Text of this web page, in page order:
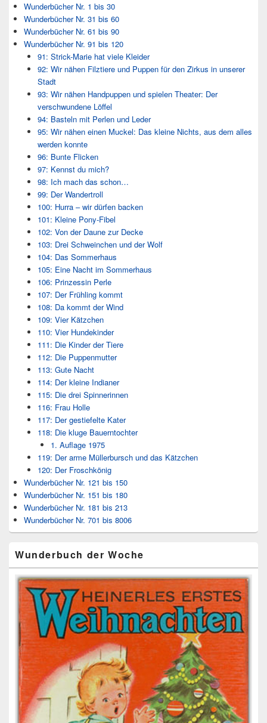
Wunderbücher Nr. 1 bis 30
Wunderbücher Nr. 31 bis 60
Wunderbücher Nr. 61 bis 90
Wunderbücher Nr. 91 bis 120
91: Strick-Marie hat viele Kleider
92: Wir nähen Filztiere und Puppen für den Zirkus in unserer
Stadt
93: Wir nähen Handpuppen und spielen Theater: Der
verschwundene Löffel
94: Basteln mit Perlen und Leder
95: Wir nähen einen Muckel: Das kleine Nichts, aus dem alles
werden konnte
96: Bunte Flicken
97: Kennst du mich?
98: Ich mach das schon…
99: Der Wandertroll
100: Hurra – wir dürfen backen
101: Kleine Pony-Fibel
102: Von der Daune zur Decke
103: Drei Schweinchen und der Wolf
104: Das Sommerhaus
105: Eine Nacht im Sommerhaus
106: Prinzessin Perle
107: Der Frühling kommt
108: Da kommt der Wind
109: Vier Kätzchen
110: Vier Hundekinder
111: Die Kinder der Tiere
112: Die Puppenmutter
113: Gute Nacht
114: Der kleine Indianer
115: Die drei Spinnerinnen
116: Frau Holle
117: Der gestiefelte Kater
118: Die kluge Bauerntochter
1. Auflage 1975
119: Der arme Müllerbursch und das Kätzchen
120: Der Froschkönig
Wunderbücher Nr. 121 bis 150
Wunderbücher Nr. 151 bis 180
Wunderbücher Nr. 181 bis 213
Wunderbücher Nr. 701 bis 8006
Wunderbuch der Woche